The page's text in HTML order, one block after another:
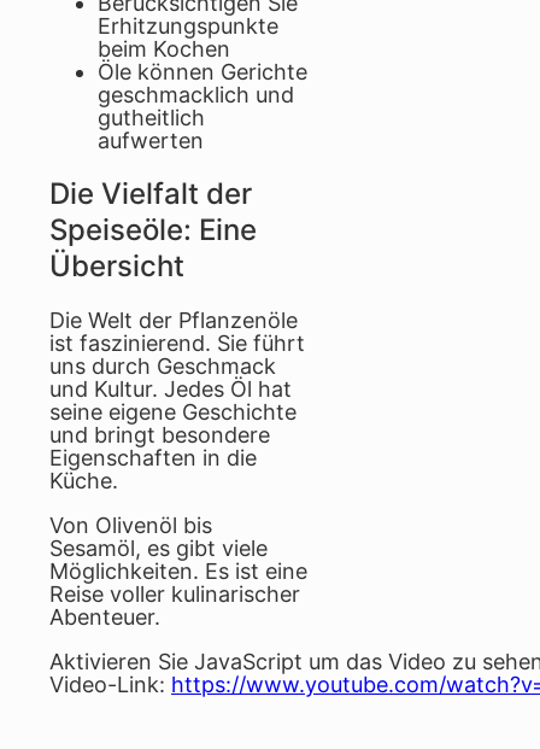
Erhitzungspunkte
beim Kochen
Öle können Gerichte
geschmacklich und
gutheitlich
aufwerten
Die Vielfalt der
Speiseöle: Eine
Übersicht
Die Welt der Pflanzenöle
ist faszinierend. Sie führt
uns durch Geschmack
und Kultur. Jedes Öl hat
seine eigene Geschichte
und bringt besondere
Eigenschaften in die
Küche.
Von Olivenöl bis
Sesamöl, es gibt viele
Möglichkeiten. Es ist eine
Reise voller kulinarischer
Abenteuer.
Aktivieren Sie JavaScript um das Video zu
Video-Link: https://www.youtube.com/